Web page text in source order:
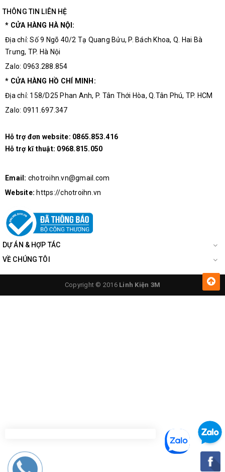
Temperature:
Number of I/Os: 16 I/O
Number of
Timers/Counters:
Product:
Program Memory Type:
Factory Pack Quantity:
Supply Voltage - Max:
Supply Voltage - Min:
THÔNG TIN LIÊN HỆ
* CỬA HÀNG HÀ NỘI:
Địa chỉ: Số 9 Ngõ 40/2 Tạ Quang Bửu, P. Bách Khoa, Q. Hai Bà
Trưng, TP. Hà Nội
Zalo: 0963.288.854
* CỬA HÀNG HỒ CHÍ MINH:
Địa chỉ: 158/D25 Phan Anh, P. Tân Thới Hòa, Q.Tân Phú, TP. HCM
Zalo: 0911.697.347
Hỗ trợ đơn website: 0865.853.416
Hỗ trợ kĩ thuật: 0968.815.050
Email: chotroihn.vn@gmail.com
Website: https://chotroihn.vn
DỰ ÁN & HỢP TÁC
VỀ CHÚNG TÔI
Copyright © 2016 Linh Kiện 3M